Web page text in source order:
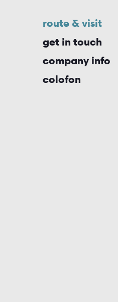
route & visit
get in touch
company info
colofon